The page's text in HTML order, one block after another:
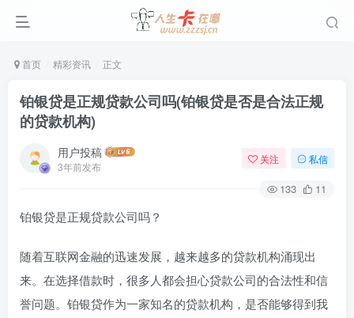
首页 精彩资讯 正文
铂银贷是正规贷款公司吗(铂银贷是否是合法正规
的贷款机构)
用户投稿
3年前发布
关注 私信
133 11
铂银贷是正规贷款公司吗？
随着互联网金融的迅速发展，越来越多的贷款机构涌现出
来。在选择借款时，很多人都会担心贷款公司的合法性和信
誉问题。铂银贷作为一家知名的贷款机构，是否能够得到我